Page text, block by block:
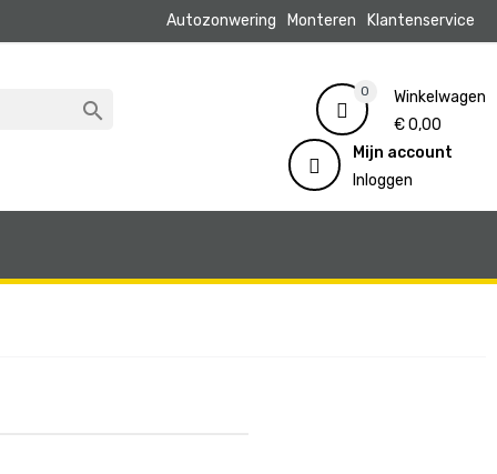
Autozonwering Monteren Klantenservice

0
Winkelwagen
€ 0,00
Mijn account
Inloggen